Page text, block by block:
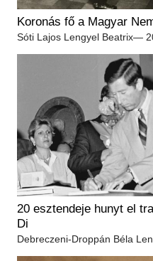
Koronás fő a Magyar
Sóti Lajos Lengyel Beatrix—
20 esztendeje hunyt el
Di
Debreczeni-Droppán Béla